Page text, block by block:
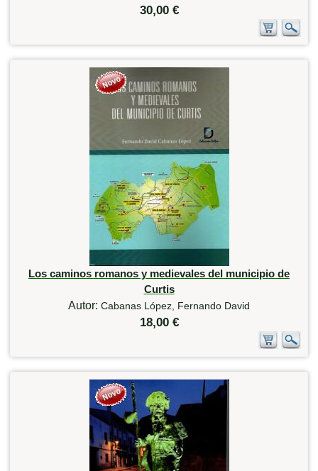
30,00 €
Los caminos romanos y medievales del municipio de
Curtis
Autor: Cabanas López, Fernando David
18,00 €